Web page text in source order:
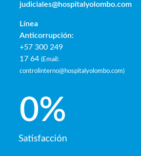
judiciales@hospitalyolombo.com
Línea
Anticorrupción:
+57 300 249
17 64 (Email:
controlinterno@hospitalyolombo.com)
Satisfacción
0%